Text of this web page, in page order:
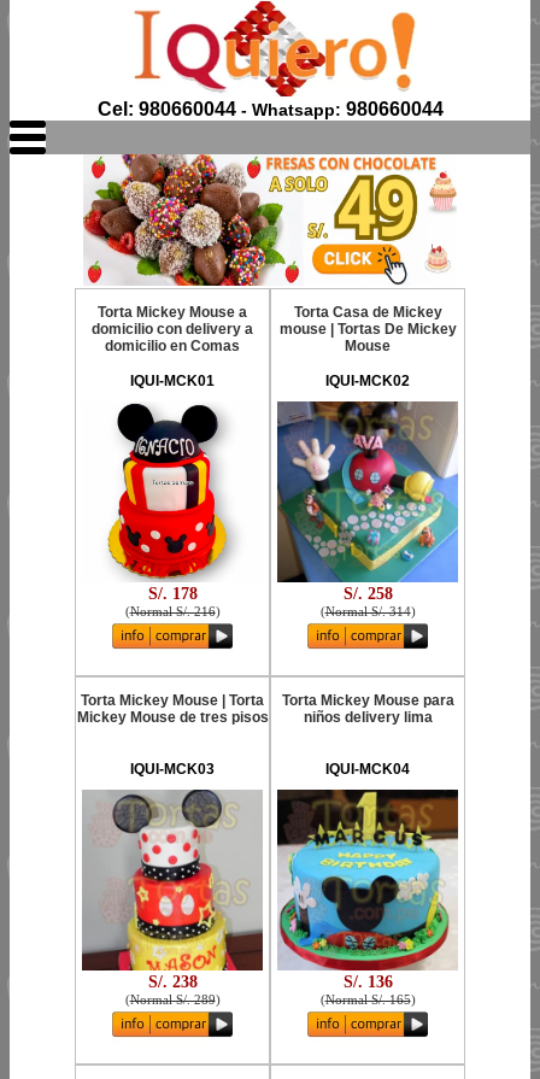
Cel: 980660044- Whatsapp: 980660044
Torta Mickey Mouse a
domicilio con delivery a
domicilio en Comas
IQUI-MCK01
S/. 178
(Normal S/. 216)
Torta Casa de Mickey
mouse | Tortas De Mickey
Mouse
IQUI-MCK02
S/. 258
(Normal S/. 314)
Torta Mickey Mouse | Torta
Mickey Mouse de tres pisos
IQUI-MCK03
S/. 238
(Normal S/. 289)
Torta Mickey Mouse para
niños delivery lima
IQUI-MCK04
S/. 136
(Normal S/. 165)